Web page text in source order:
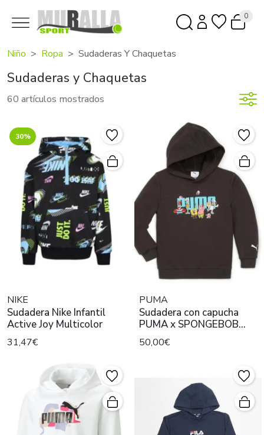
0
Niño Ropa Sudaderas Y Chaquetas
Sudaderas y Chaquetas
60 artículos mostrados
30%
NIKE
Sudadera Nike Infantil
Active Joy Multicolor
31,47€
PUMA
Sudadera con capucha
PUMA x SPONGEBOB
Niños
50,00€